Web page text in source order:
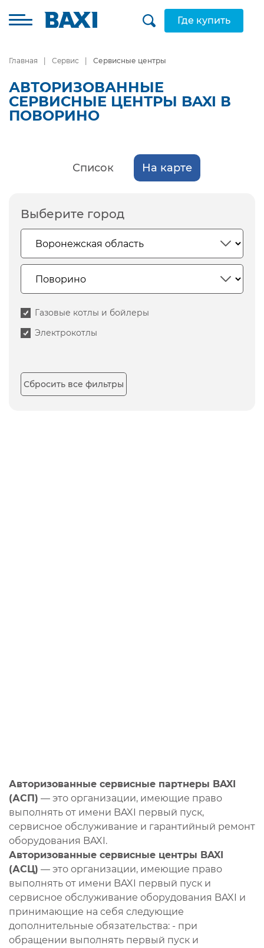
Где купить
Главная Сервис Сервисные центры
АВТОРИЗОВАННЫЕ
СЕРВИСНЫЕ ЦЕНТРЫ BAXI В
ПОВОРИНО
Список На карте
Выберите город
Газовые котлы и бойлеры
Электрокотлы
Сбросить все фильтры
Авторизованные сервисные партнеры BAXI
(АСП) — это организации, имеющие право
выполнять от имени BAXI первый пуск,
сервисное обслуживание и гарантийный ремонт
оборудования BAXI.
Авторизованные сервисные центры BAXI
(АСЦ) — это организации, имеющие право
выполнять от имени BAXI первый пуск и
сервисное обслуживание оборудования BAXI и
принимающие на себя следующие
дополнительные обязательства: - при
обращении выполнять первый пуск и